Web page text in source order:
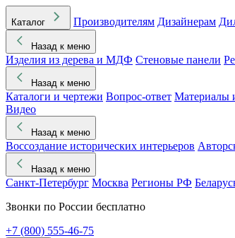
Каталог Производителям Дизайнерам
Назад к меню
Изделия из дерева и МДФ Стеновые панели
Назад к меню
Каталоги и чертежи Вопрос-ответ Материалы
Видео
Назад к меню
Воссоздание исторических интерьеров
Назад к меню
Санкт-Петербург Москва Регионы РФ
Звонки по России бесплатно
+7 (800) 555-46-75